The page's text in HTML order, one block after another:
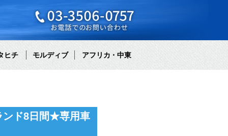
ヒチ モルディブ アフリカ・中東
ンド8日間★専用車